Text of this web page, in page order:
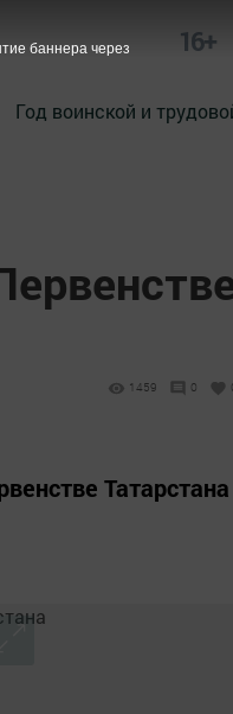
16+
Год воинской и
1459 0
Татарстана
баннера через